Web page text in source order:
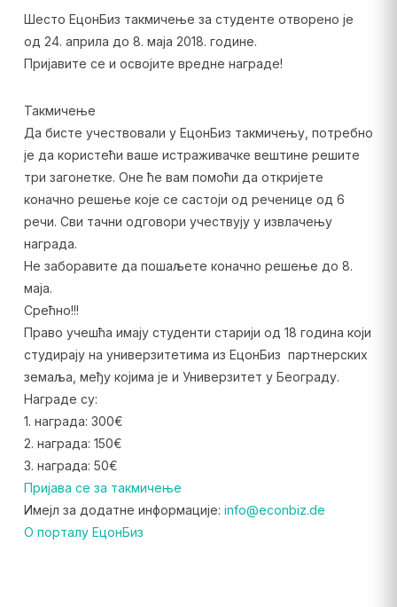
Шесто ЕцонБиз такмичење за студенте отворено је
од 24. априла до 8. маја 2018. године.
Пријавите се и освојите вредне награде!
Такмичење
Да бисте учествовали у ЕцонБиз такмичењу, потребно
је да користећи ваше истраживачке вештине решите
три загонетке. Оне ће вам помоћи да откријете
коначно решење које се састоји од реченице од 6
речи. Сви тачни одговори учествују у извлачењу
награда.
Не заборавите да пошаљете коначно решење до 8.
маја.
Срећно!!!
Право учешћа имају студенти старији од 18 година који
студирају на универзитетима из ЕцонБиз партнерских
земаља, међу којима је и Универзитет у Београду.
Награде су:
1. награда: 300€
2. награда: 150€
3. награда: 50€
Пријава се за такмичење
Имејл за додатне информације: info@econbiz.de
О порталу ЕцонБиз